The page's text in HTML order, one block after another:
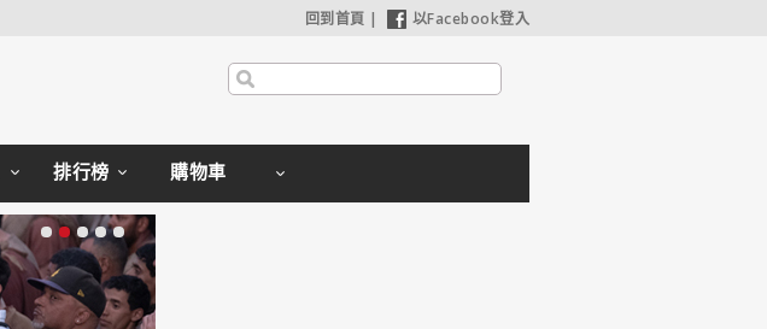
回到首頁 | 以Facebook登入
排行榜 購物車